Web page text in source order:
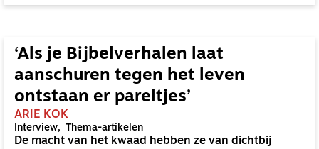
‘Als je Bijbelverhalen laat
aanschuren tegen het leven
ontstaan er pareltjes’
ARIE KOK
Interview Thema-artikelen
De macht van het kwaad hebben ze van dichtbij